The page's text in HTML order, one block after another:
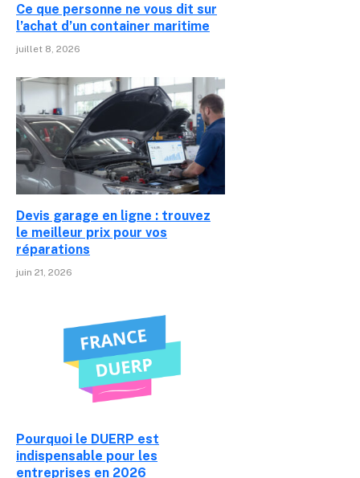
Ce que personne ne vous dit sur
l’achat d’un container maritime
juillet 8, 2026
Devis garage en ligne : trouvez
le meilleur prix pour vos
réparations
juin 21, 2026
Pourquoi le DUERP est
indispensable pour les
entreprises en 2026